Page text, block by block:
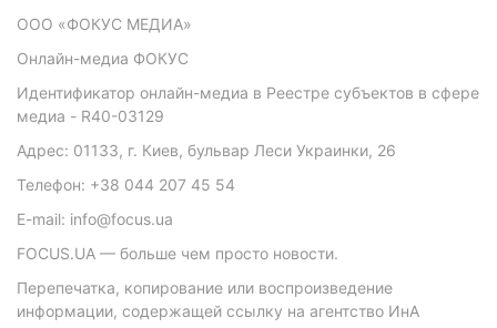
ООО «ФОКУС МЕДИА»
Онлайн-медиа ФОКУС
Идентификатор онлайн-медиа в Реестре субъектов в сфере
медиа - R40-03129
Адрес: 01133, г. Киев, бульвар Леси Украинки, 26
Телефон: +38 044 207 45 54
E-mail: info@focus.ua
FOCUS.UA — больше чем просто новости.
Перепечатка, копирование или воспроизведение
информации, содержащей ссылку на агентство ИнА